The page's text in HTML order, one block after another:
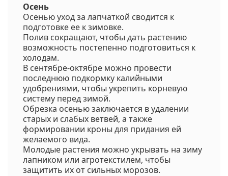
Осень
Осенью уход за лапчаткой сводится к
подготовке ее к зимовке.
Полив сокращают, чтобы дать растению
возможность постепенно подготовиться к
холодам.
В сентябре-октябре можно провести
последнюю подкормку калийными
удобрениями, чтобы укрепить корневую
систему перед зимой.
Обрезка осенью заключается в удалении
старых и слабых ветвей, а также
формировании кроны для придания ей
желаемого вида.
Молодые растения можно укрывать на зиму
лапником или агротекстилем, чтобы
защитить их от сильных морозов.